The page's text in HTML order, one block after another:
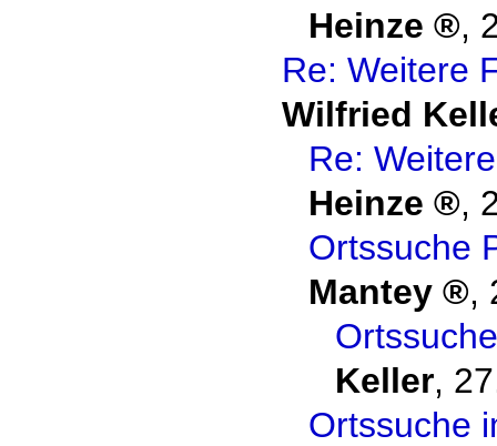
Heinze
,
Re: Weitere
Wilfried
Re:
Heinze
,
Ortssuche
Mantey
,
Keller,
Ortssuche